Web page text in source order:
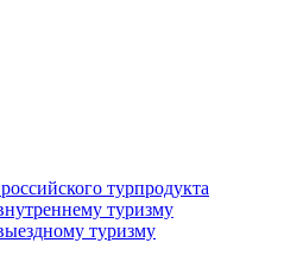
турпродукта
туризму
туризму